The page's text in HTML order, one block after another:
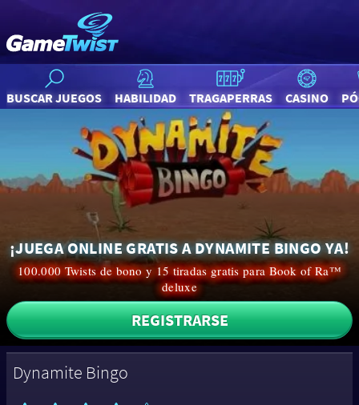
BUSCAR JUEGOS HABILIDAD TRAGAPERRAS CASINO
¡JUEGA ONLINE GRATIS A DYNAMITE BINGO YA!
100.000 Twists de bono y 15 tiradas gratis para Book of Ra™
deluxe
REGISTRARSE
Dynamite Bingo